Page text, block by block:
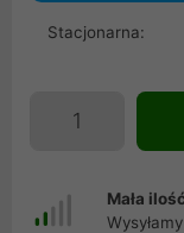
Stacjonarna:
Mała ilość